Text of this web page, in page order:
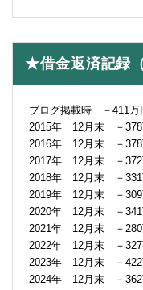
★借金返済記録
ブログ掲載時 －411万
2015年 12月末 －378
2016年 12月末 －378
2017年 12月末 －372
2018年 12月末 －331
2019年 12月末 －309
2020年 12月末 －341
2021年 12月末 －280
2022年 12月末 －327
2023年 12月末 －422
2024年 12月末 －362